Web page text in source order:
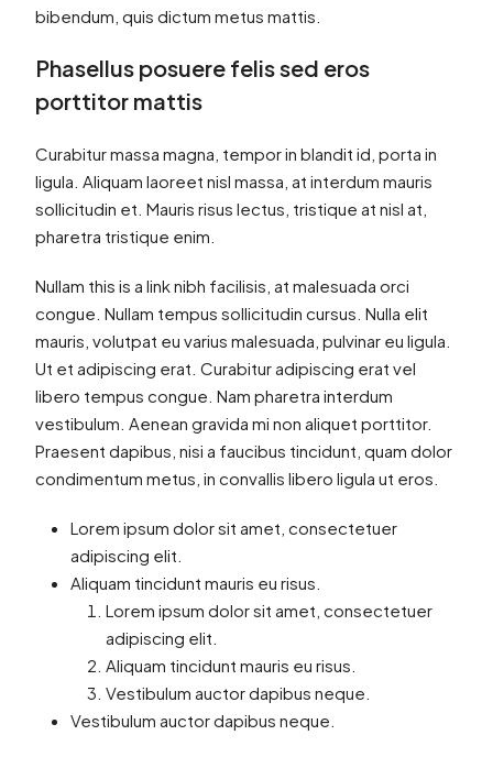
bibendum, quis dictum metus mattis.
Phasellus posuere felis sed eros
porttitor mattis
Curabitur massa magna, tempor in blandit id, porta in
ligula. Aliquam laoreet nisl massa, at interdum mauris
sollicitudin et. Mauris risus lectus, tristique at nisl at,
pharetra tristique enim.
Nullam this is a link nibh facilisis, at malesuada orci
congue. Nullam tempus sollicitudin cursus. Nulla elit
mauris, volutpat eu varius malesuada, pulvinar eu ligula.
Ut et adipiscing erat. Curabitur adipiscing erat vel
libero tempus congue. Nam pharetra interdum
vestibulum. Aenean gravida mi non aliquet porttitor.
Praesent dapibus, nisi a faucibus tincidunt, quam dolor
condimentum metus, in convallis libero ligula ut eros.
Lorem ipsum dolor sit amet, consectetuer
adipiscing elit.
Aliquam tincidunt mauris eu risus.
Lorem ipsum dolor sit amet, consectetuer
adipiscing elit.
Aliquam tincidunt mauris eu risus.
Vestibulum auctor dapibus neque.
Vestibulum auctor dapibus neque.